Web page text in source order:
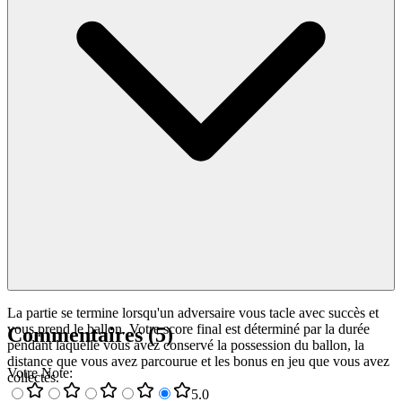
La partie se termine lorsqu'un adversaire vous tacle avec succès et
vous prend le ballon. Votre score final est déterminé par la durée
pendant laquelle vous avez conservé la possession du ballon, la
distance que vous avez parcourue et les bonus en jeu que vous avez
collectés.
Commentaires(5)
Votre Note:
5.0